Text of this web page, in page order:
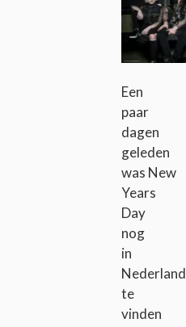
Een
paar
dagen
geleden
was New
Years
Day
nog
in
Nederland
te
vinden